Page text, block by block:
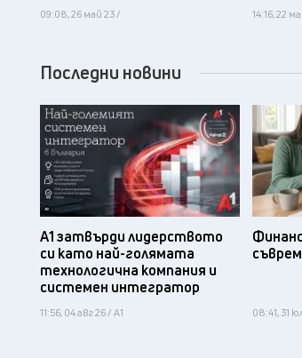
09:08, 26 май 23 / 14:16, 22
Последни новини
А1 затвърди лидерството
си като най-голямата
технологична компания и
системен интегратор
11:56, 04 авг 26 / А1 08:41, 31